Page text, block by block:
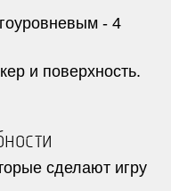
- 4
и поверхность.
сделают игру